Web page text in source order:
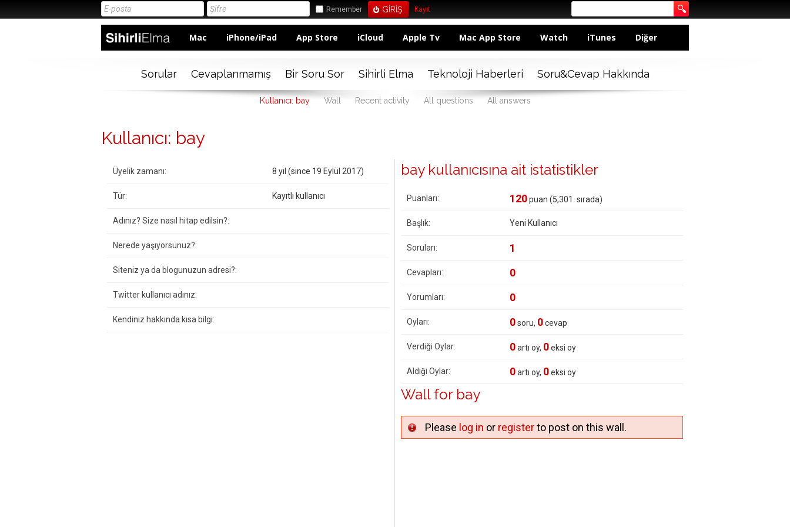
Remember Kayıt
Mac iPhone/iPad App Store iCloud Apple Tv Mac App Store Watch iTunes Diğer
Sorular Cevaplanmamış Bir Soru Sor Sihirli Elma Teknoloji Haberleri Soru&Cevap Hakkında
Kullanıcı: bay Wall Recent activity All questions All answers
Kullanıcı: bay
Üyelik zamanı: 8 yıl (since 19 Eylül 2017)
Tür: Kayıtlı kullanıcı
Adınız? Size nasıl hitap edilsin?:
Nerede yaşıyorsunuz?:
Siteniz ya da blogunuzun adresi?:
Twitter kullanıcı adınız:
Kendiniz hakkında kısa bilgi:
bay kullanıcısına ait istatistikler
Puanları: 120puan (5,301 . sırada)
Başlık: Yeni Kullanıcı
Soruları: 1
Cevapları: 0
Yorumları: 0
Oyları: 0soru, 0cevap
Verdiği Oylar: 0artı oy, 0eksi oy
Aldığı Oylar: 0artı oy, 0eksi oy
Wall for bay
Please log in or registerto post on this wall.